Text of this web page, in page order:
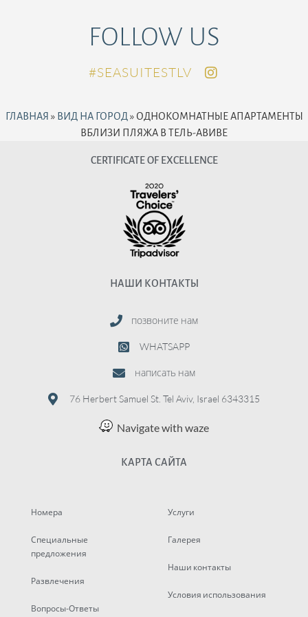
FOLLOW US
SEASUITESTLV#
ГЛАВНАЯ » ВИД НА ГОРОД» ОДНОКОМНАТНЫЕ АПАРТАМЕНТЫ
ВБЛИЗИ ПЛЯЖА В ТЕЛЬ-АВИВЕ
CERTIFICATE OF EXCELLENCE
НАШИ КОНТАКТЫ
позвоните нам
WHATSAPP
написать нам
76 Herbert Samuel St. Tel Aviv, Israel 6343315
Navigate with waze
КАРТА САЙТА
Номера
Специальные
предложения
Развлечения
Вопросы-Ответы
Услуги
Галерея
Наши контакты
Условия использования